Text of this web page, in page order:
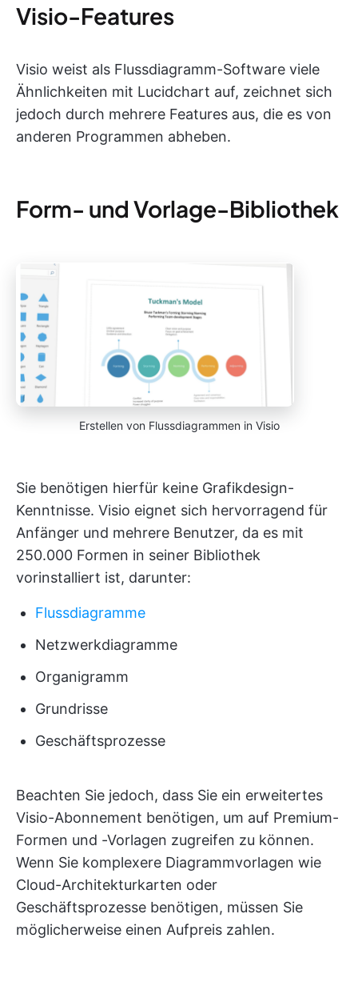
Visio-Features
Visio weist als Flussdiagramm-Software viele
Ähnlichkeiten mit Lucidchart auf, zeichnet sich
jedoch durch mehrere Features aus, die es von
anderen Programmen abheben.
Form- und Vorlage-Bibliothek
Erstellen von Flussdiagrammen in Visio
Sie benötigen hierfür keine Grafikdesign-
Kenntnisse. Visio eignet sich hervorragend für
Anfänger und mehrere Benutzer, da es mit
250.000 Formen in seiner Bibliothek
vorinstalliert ist, darunter:
Flussdiagramme
Netzwerkdiagramme
Organigramm
Grundrisse
Geschäftsprozesse
Beachten Sie jedoch, dass Sie ein erweitertes
Visio-Abonnement benötigen, um auf Premium-
Formen und -Vorlagen zugreifen zu können.
Wenn Sie komplexere Diagrammvorlagen wie
Cloud-Architekturkarten oder
Geschäftsprozesse benötigen, müssen Sie
möglicherweise einen Aufpreis zahlen.